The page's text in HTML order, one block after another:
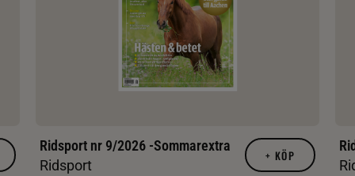
Ridsport nr 9/2026 -Sommarextra
Ridsport
+ KÖP